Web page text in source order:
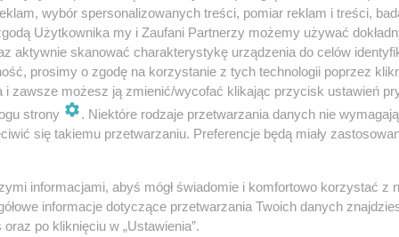
Łodzi
zapadł wyrok w
suczki porzuconej ze
w lesie
PRZYRODA
spacery wokół
gratka dla miłośników
wybór spersonalizowanych treści, pomiar reklam i treści,
Użytkownika my i Zaufani Partnerzy możemy używać
aktywnie skanować charakterystykę urządzenia do celów
prosimy o zgodę na korzystanie z tych technologii poprzez
i zawsze możesz ją zmienić/wycofać klikając przycisk ustawień
strony
. Niektóre rodzaje przetwarzania danych nie
się takiemu przetwarzaniu. Preferencje będą miały
informacjami, abyś mógł świadomie i komfortowo korzystać z
informacje dotyczące przetwarzania Twoich danych
oraz po kliknięciu w „Ustawienia”.